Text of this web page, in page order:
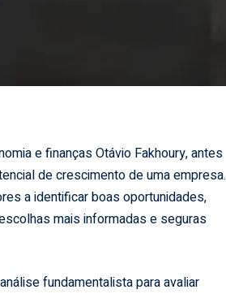
e finanças Otávio Fakhoury, antes
de crescimento de uma empresa.
a identificar boas oportunidades,
mais informadas e seguras
fundamentalista para avaliar